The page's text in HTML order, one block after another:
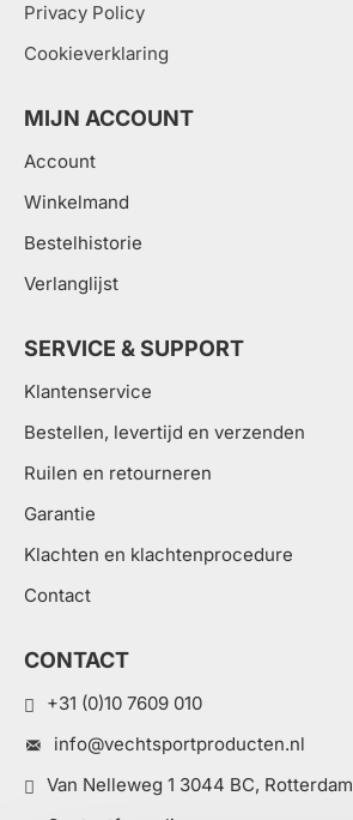
Privacy Policy
Cookieverklaring
MIJN ACCOUNT
Account
Winkelmand
Bestelhistorie
Verlanglijst
SERVICE & SUPPORT
Klantenservice
Bestellen, levertijd en verzenden
Ruilen en retourneren
Garantie
Klachten en klachtenprocedure
Contact
CONTACT
+31 (0)10 7609 010
info@vechtsportproducten.nl
Van Nelleweg 1 3044 BC, Rotterdam